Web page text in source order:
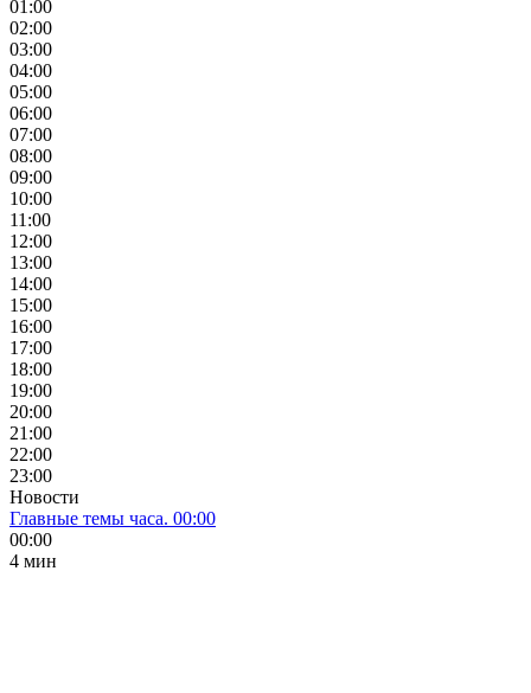
01:00
02:00
03:00
04:00
05:00
06:00
07:00
08:00
09:00
10:00
11:00
12:00
13:00
14:00
15:00
16:00
17:00
18:00
19:00
20:00
21:00
22:00
23:00
Новости
Главные темы часа. 00:00
00:00
4 мин